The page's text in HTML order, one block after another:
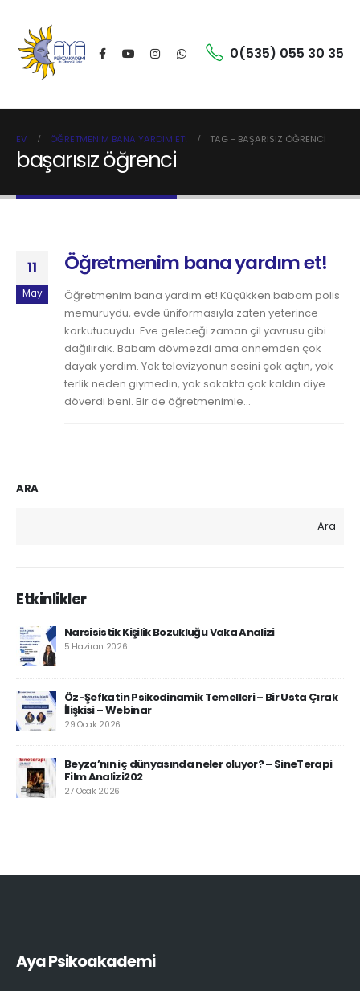
0(535) 055 30 35
EV ÖĞRETMENIM BANA YARDIM ET! TAG - BAŞARISIZ ÖĞRENCI
başarısız öğrenci
11
May
Öğretmenim bana yardım et!
Öğretmenim bana yardım et! Küçükken babam polis
memuruydu, evde üniformasıyla zaten yeterince
korkutucuydu. Eve geleceği zaman çil yavrusu gibi
dağılırdık. Babam dövmezdi ama annemden çok
dayak yerdim. Yok televizyonun sesini çok açtın, yok
terlik neden giymedin, yok sokakta çok kaldın diye
döverdi beni. Bir de öğretmenimle...
ARA
Ara
Etkinlikler
Narsisistik Kişilik Bozukluğu Vaka Analizi
5 Haziran 2026
Öz-Şefkatin Psikodinamik Temelleri – Bir Usta Çırak
İlişkisi – Webinar
29 Ocak 2026
Beyza’nın iç dünyasında neler oluyor? – SineTerapi
Film Analizi202
27 Ocak 2026
Aya Psikoakademi